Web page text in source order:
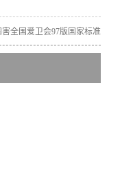
害全国爱卫会97版国家标准